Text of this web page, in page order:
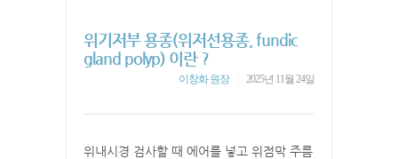
위기저부 용종(위저선용종, fundic
gland polyp) 이란 ?
이창화 원장 2025년 11월 24일
위내시경 검사할 때 에어를 넣고 위점막 주름